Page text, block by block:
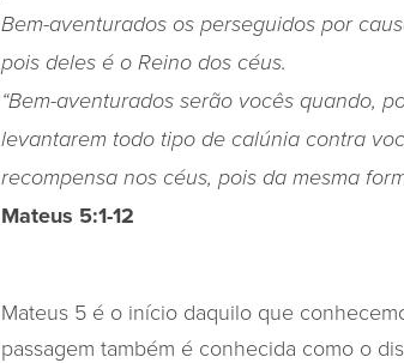
Bem-aventurados os perseguidos por
pois deles é o Reino dos céus.
“Bem-aventurados serão vocês quando,
levantarem todo tipo de calúnia contra
recompensa nos céus, pois da mesma
Mateus 5:1-12
Mateus 5 é o início daquilo que
passagem também é conhecida como o